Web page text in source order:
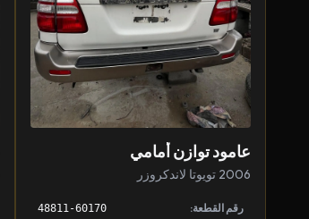
عامود توازن أمامي
2006 تويوتا لاندكروزر
رقم القطعة: 48811-60170